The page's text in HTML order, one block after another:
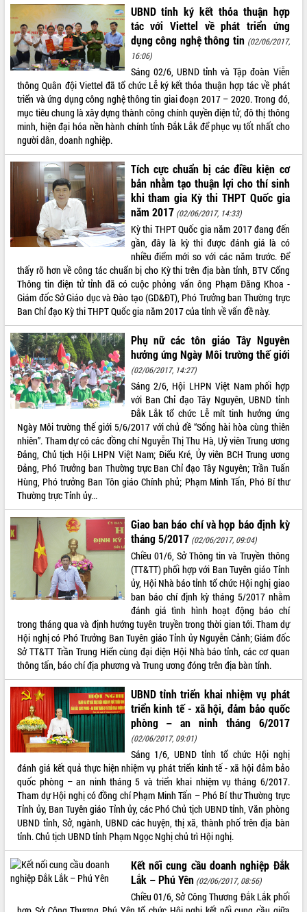
Kỳ họp thứ Hai, Hội đồng nhân dân
tỉnh khóa XI quyết nghị nhiều nội dung
quan trọng
Bí thư Tỉnh ủy Lương Nguyễn Minh
Triết thăm, tặng quà người có công với
cách mạng
Rà soát, hoàn thiện hệ thống thiết chế
văn hóa, thể thao đáp ứng yêu cầu
phát triển mới
Thường trực HĐND tỉnh Đắk Lắk gặp
mặt Đoàn chuyên gia y tế TP. Hồ Chí
Minh
Lễ truy điệu và an táng hài cốt liệt sĩ
tại Nghĩa trang Liệt sĩ xã Sơn Hòa
Bàn giải pháp tháo gỡ khó khăn trong
xuất khẩu sầu riêng và triển khai quy
định EUDR
trường Nguyễn Hoàng Hiệp khảo sát
vùng trồng và doanh nghiệp đóng gói
sầu riêng tại Đắk Lắk
Trình diễn nghệ thuật chế biến các
món ăn từ sầu riêng
Đắk Lắk công bố Quy hoạch và xúc
tiến đầu tư tỉnh
Ngành cá ngừ Đắk Lắk chủ động thích
ứng để giữ vững thị trường xuất khẩu
Diễn đàn Kinh tế tư nhân Việt Nam đột
phá cơ chế - Hợp tác công tư
Đề án 06 tạo bước ngoặt đột phá trong
cải cách hành chính tỉnh Đắk Lắk
Kết nối tour, đẩy mạnh chuyển đổi số
để phát triển du lịch Đắk Lắk
Khởi động Dự án Đầu tư xây dựng hạ
tầng kỹ thuật Cụm công nghiệp Tân
Tiến
Gặp mặt các cơ quan báo chí nhân Kỷ
niệm 101 năm Ngày Báo chí Cách
mạng Việt Nam
Đắk Lắk sơ kết 4 năm triển khai thực
Họp báo thông tin về Hội nghị Công bố
Quy hoạch và Xúc tiến đầu tư tỉnh Đắk
Lắk
Khơi thông điểm nghẽn, đẩy nhanh
giải ngân vốn khắc phục thiên tai
HĐND tỉnh thông qua điều chỉnh Quy
hoạch tỉnh thời kỳ 2021-2030
Hội thảo góp ý hồ sơ điều chỉnh quy
hoạch tỉnh Đắk Lắk thời kỳ 2021-2030,
Nâng cao hiệu quả hoạt động của các
doanh nghiệp nhà nước
Hội nghị triển khai kết nối mạng
truyền số liệu chuyên dùng phục vụ cơ
quan Đảng, Nhà nước
Lễ phát động chuỗi hoạt động chung
tay làm sạch môi trường
Xã Ea Kar bước chuyển mình trong
công tác cải cách hành chính mô hình
mới
LIÊN KẾT WEB
THỐNG KÊ TRUY CẬP
Hôm nay: 31731
Tất cả: 66144845
UBND tỉnh ký kết thỏa thuận hợp
tác với Viettel về phát triển ứng
dụng công nghệ thông tin (02/06/2017,
16:06)
Sáng 02/6, UBND tỉnh và Tập đoàn Viễn
thông Quân đội Viettel đã tổ chức Lễ ký kết thỏa thuận hợp tác về phát
triển và ứng dụng công nghệ thông tin giai đoạn 2017 – 2020. Trong đó,
mục tiêu chung là xây dựng thành công chính quyền điện tử, đô thị thông
minh, hiện đại hóa nền hành chính tỉnh Đắk Lắk để phục vụ tốt nhất cho
người dân, doanh nghiệp.
Tích cực chuẩn bị các điều kiện cơ
bản nhằm tạo thuận lợi cho thí sinh
khi tham gia Kỳ thi THPT Quốc gia
năm 2017 (02/06/2017, 14:33)
Kỳ thi THPT Quốc gia năm 2017 đang đến
gần, đây là kỳ thi được đánh giá là có
nhiều điểm mới so với các năm trước. Để
thấy rõ hơn về công tác chuẩn bị cho Kỳ thi trên địa bàn tỉnh, BTV Cổng
Thông tin điện tử tỉnh đã có cuộc phỏng vấn ông Phạm Đăng Khoa -
Giám đốc Sở Giáo dục và Đào tạo (GD&ĐT), Phó Trưởng ban Thường trực
Ban Chỉ đạo Kỳ thi THPT Quốc gia năm 2017 của tỉnh về vấn đề này.
Phụ nữ các tôn giáo Tây Nguyên
hưởng ứng Ngày Môi trường thế giới
(02/06/2017, 14:27)
Sáng 2/6, Hội LHPN Việt Nam phối hợp
với Ban Chỉ đạo Tây Nguyên, UBND tỉnh
Đắk Lắk tổ chức Lễ mít tinh hưởng ứng
Ngày Môi trường thế giới 5/6/2017 với chủ đề “Sống hài hòa cùng thiên
nhiên”. Tham dự có các đồng chí Nguyễn Thị Thu Hà, Uỷ viên Trung ương
Đảng, Chủ tịch Hội LHPN Việt Nam; Điểu Kré, Ủy viên BCH Trung ương
Đảng, Phó Trưởng ban Thường trực Ban Chỉ đạo Tây Nguyên; Trần Tuấn
Hùng, Phó trưởng Ban Tôn giáo Chính phủ; Phạm Minh Tấn, Phó Bí thư
Thường trực Tỉnh ủy...
Giao ban báo chí và họp báo định kỳ
tháng 5/2017 (02/06/2017, 09:04)
Chiều 01/6, Sở Thông tin và Truyền thông
(TT&TT) phối hợp với Ban Tuyên giáo Tỉnh
ủy, Hội Nhà báo tỉnh tổ chức Hội nghị giao
ban báo chí định kỳ tháng 5/2017 nhằm
đánh giá tình hình hoạt động báo chí
trong tháng qua và định hướng tuyên truyền trong thời gian tới. Tham dự
Hội nghị có Phó Trưởng Ban Tuyên giáo Tỉnh ủy Nguyễn Cảnh; Giám đốc
Sở TT&TT Trần Trung Hiển cùng đại diện Hội Nhà báo tỉnh, các cơ quan
thông tấn, báo chí địa phương và Trung ương đóng trên địa bàn tỉnh.
UBND tỉnh triển khai nhiệm vụ phát
triển kinh tế - xã hội, đảm bảo quốc
phòng – an ninh tháng 6/2017
(02/06/2017, 09:01)
Sáng 1/6, UBND tỉnh tổ chức Hội nghị
đánh giá kết quả thực hiện nhiệm vụ phát triển kinh tế - xã hội đảm bảo
quốc phòng – an ninh tháng 5 và triển khai nhiệm vụ tháng 6/2017.
Tham dự Hội nghị có đồng chí Phạm Minh Tấn – Phó Bí thư Thường trực
Tỉnh ủy, Ban Tuyên giáo Tỉnh ủy, các Phó Chủ tịch UBND tỉnh, Văn phòng
UBND tỉnh, Sở, ngành, UBND các huyện, thị xã, thành phố trên địa bàn
tỉnh. Chủ tịch UBND tỉnh Phạm Ngọc Nghị chủ trì Hội nghị.
Kết nối cung cầu doanh nghiệp Đắk
Lắk – Phú Yên (02/06/2017, 08:56)
Chiều 01/6, Sở Công Thương Đắk Lắk phối